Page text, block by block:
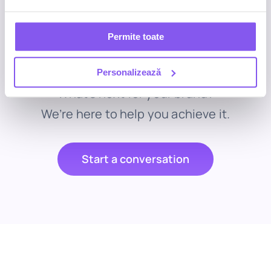
Permite toate
Personalizează
Business inquiries
Work with us.
What’s next for your brand?
We’re here to help you achieve it.
Start a conversation